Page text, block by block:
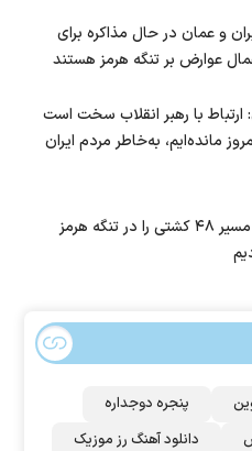
و عمان در حال مذاکره برای
عوارض بر تنگه هرمز هستند
ارتباط با رهبر انقلاب سخت است
مانده‌ایم، به‌خاطر مردم ایران
سنتکام: مسیر ۴۸ کشتی را در تنگه هرمز
پنجره دوجداره
دانلود آهنگ رز‌ موزیک